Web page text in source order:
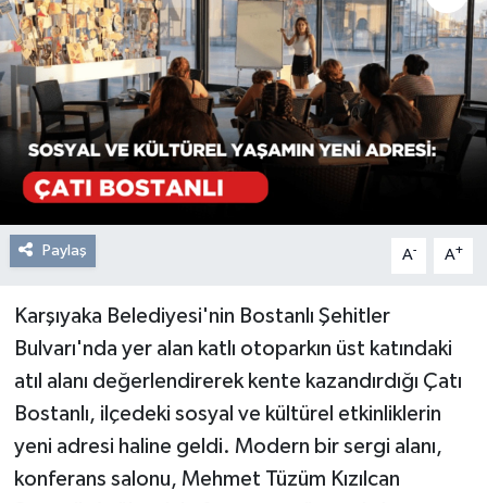
Paylaş A- A+
Karşıyaka Belediyesi'nin Bostanlı Şehitler
Bulvarı'nda yer alan katlı otoparkın üst katındaki
atıl alanı değerlendirerek kente kazandırdığı Çatı
Bostanlı, ilçedeki sosyal ve kültürel etkinliklerin
yeni adresi haline geldi. Modern bir sergi alanı,
konferans salonu, Mehmet Tüzüm Kızılcan